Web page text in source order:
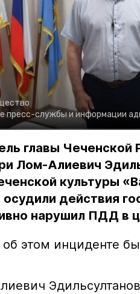
пресс-службы и информации
главы Чеченской
Лом-Алиевич
культуры
осудили действия
нарушил ПДД в
этом инциденте